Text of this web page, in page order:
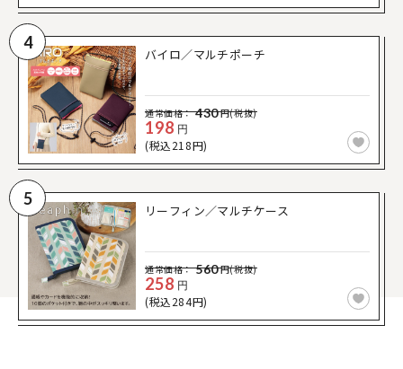
4
バイロ／マルチポーチ
通常価格： 430円(税抜)
198 円
(税込218円)
5
リーフィン／マルチケース
通常価格： 560円(税抜)
258 円
(税込284円)